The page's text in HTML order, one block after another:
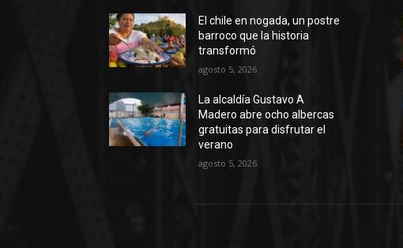
El chile en nogada, un postre
barroco que la historia
transformó
agosto 5, 2026
La alcaldía Gustavo A
Madero abre ocho albercas
gratuitas para disfrutar el
verano
agosto 5, 2026